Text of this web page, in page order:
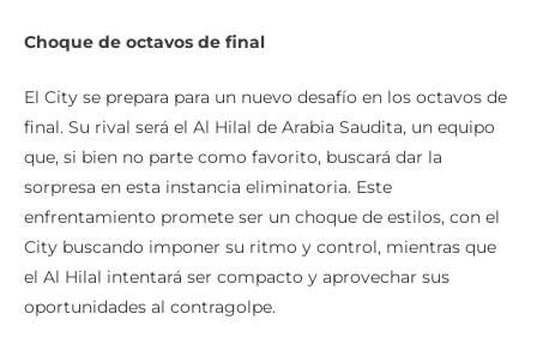
Choque de octavos de final
El City se prepara para un nuevo desafío en los octavos de
final. Su rival será el Al Hilal de Arabia Saudita, un equipo
que, si bien no parte como favorito, buscará dar la
sorpresa en esta instancia eliminatoria. Este
enfrentamiento promete ser un choque de estilos, con el
City buscando imponer su ritmo y control, mientras que
el Al Hilal intentará ser compacto y aprovechar sus
oportunidades al contragolpe.